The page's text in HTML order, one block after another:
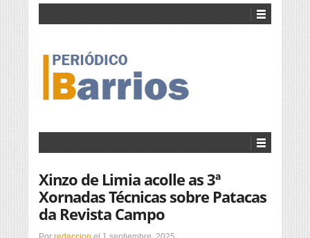
Xinzo de Limia acolle as 3ª
Xornadas Técnicas sobre Patacas
da Revista Campo